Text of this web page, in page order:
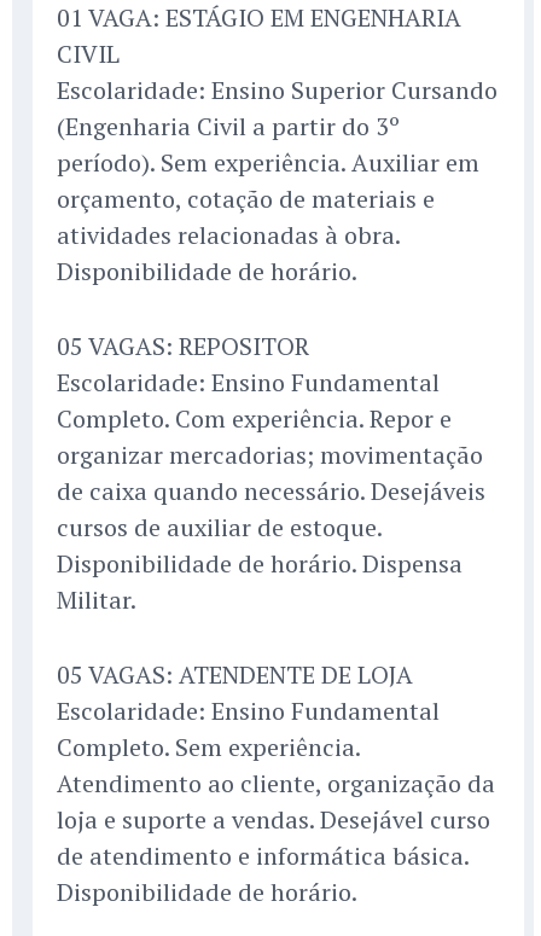
01 VAGA: ESTÁGIO EM ENGENHARIA
CIVIL
Escolaridade: Ensino Superior Cursando
(Engenharia Civil a partir do 3º
período). Sem experiência. Auxiliar em
orçamento, cotação de materiais e
atividades relacionadas à obra.
Disponibilidade de horário.
05 VAGAS: REPOSITOR
Escolaridade: Ensino Fundamental
Completo. Com experiência. Repor e
organizar mercadorias; movimentação
de caixa quando necessário. Desejáveis
cursos de auxiliar de estoque.
Disponibilidade de horário. Dispensa
Militar.
05 VAGAS: ATENDENTE DE LOJA
Escolaridade: Ensino Fundamental
Completo. Sem experiência.
Atendimento ao cliente, organização da
loja e suporte a vendas. Desejável curso
de atendimento e informática básica.
Disponibilidade de horário.